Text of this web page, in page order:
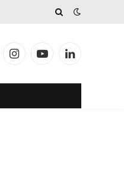
InstagramYouTubeLinkedIn